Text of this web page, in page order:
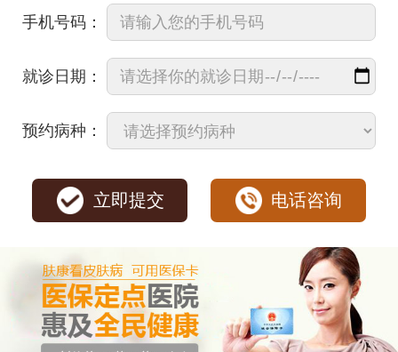
手机号码：
就诊日期：
预约病种：
立即提交 电话咨询